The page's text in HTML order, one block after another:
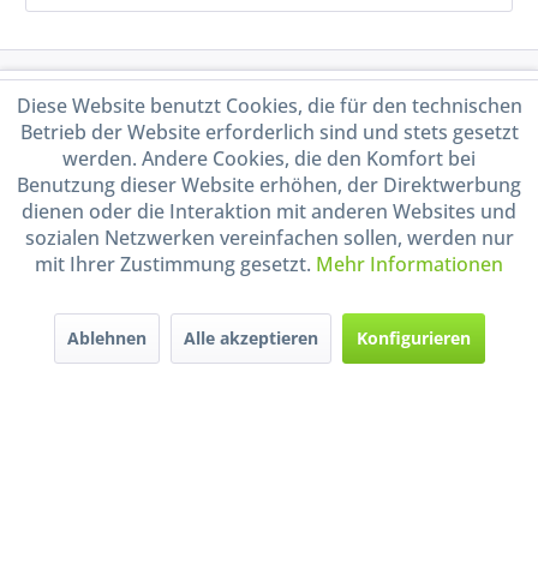
Service Hotline
Shop Service
Informationen
Handel mit BIO-Weinen
durch DE-ÖKO-009
Diese Website benutzt Cookies, die für den technischen
Betrieb der Website erforderlich sind und stets gesetzt
werden. Andere Cookies, die den Komfort bei
Benutzung dieser Website erhöhen, der Direktwerbung
dienen oder die Interaktion mit anderen Websites und
sozialen Netzwerken vereinfachen sollen, werden nur
mit Ihrer Zustimmung gesetzt. Mehr Informationen
Ablehnen Alle akzeptieren Konfigurieren